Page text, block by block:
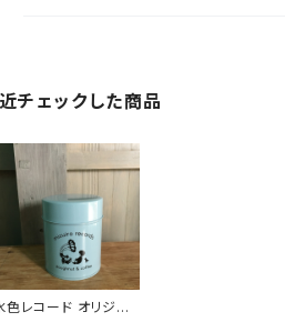
チェックした商品
色レコード オリジナ